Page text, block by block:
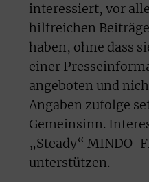
interessiert, vor
hilfreichen
haben, ohne dass
einer
angeboten und
Angaben zufolge
Gemeinsinn.
„Steady“ MINDO-
unterstützen.